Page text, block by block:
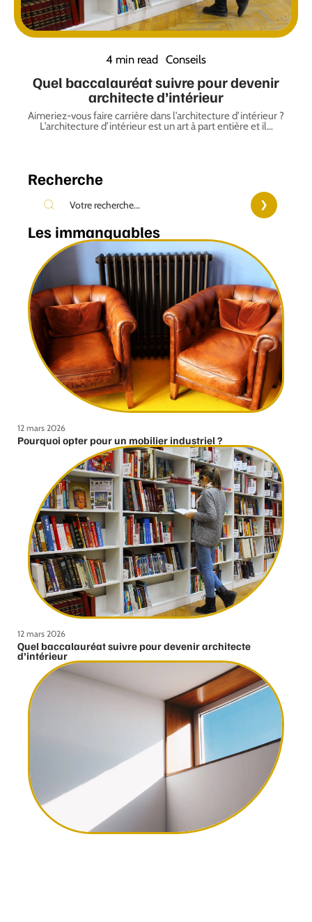
4 min read Conseils
Quel baccalauréat suivre pour devenir
architecte d’intérieur
Aimeriez-vous faire carrière dans l’architecture d’intérieur ?
L’architecture d’intérieur est un art à part entière et il…
Recherche
Les immanquables
12 mars 2026
Pourquoi opter pour un mobilier industriel ?
12 mars 2026
Quel baccalauréat suivre pour devenir architecte
d’intérieur